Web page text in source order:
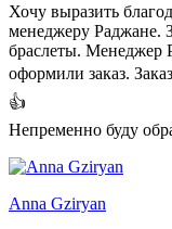
Хочу выразить
менеджеру Раджане.
браслеты. Менеджер
оформили заказ.
👍
Непременно буду
Anna Gziryan